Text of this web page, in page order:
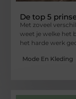
De top 5
Met zoveel
weet je welke het
het harde werk
Mode En Kleding